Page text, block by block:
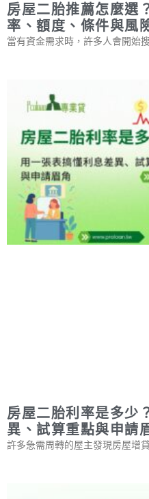
房屋二胎推薦怎麼選
率、額度、條件與風
當有資金需求時，許多人會開始
房屋二胎利率是多少
異、試算重點與申請
許多急需周轉的屋主發現房屋增